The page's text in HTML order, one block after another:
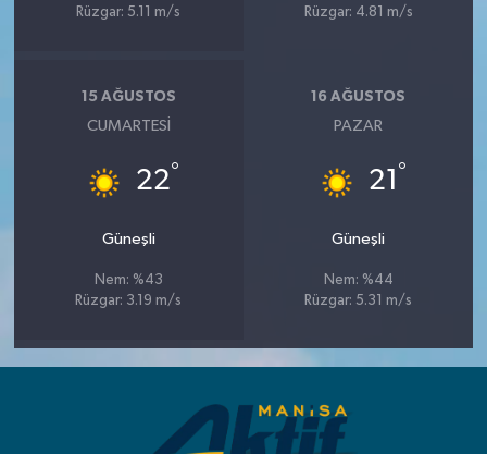
Rüzgar: 5.11 m/s
Rüzgar: 4.81 m/s
15 AĞUSTOS
CUMARTESI
22°
Güneşli
Nem: %43
Rüzgar: 3.19 m/s
16 AĞUSTOS
PAZAR
21 °
Güneşli
Nem: %44
Rüzgar: 5.31 m/s